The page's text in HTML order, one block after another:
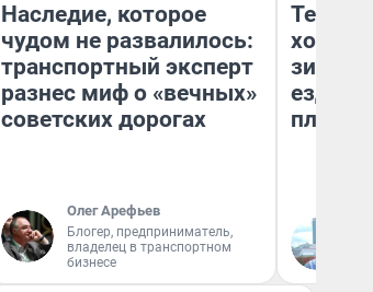
Наследие, которое
чудом не развалилось:
транспортный эксперт
разнес миф о «вечных»
советских дорогах
Олег Арефьев
Блогер, предприниматель,
владелец в транспортном
бизнесе
Тепло
зимой.
ездит
плюсы